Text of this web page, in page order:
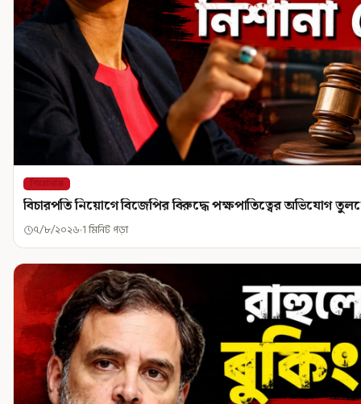
শিরোনাম
বিচারপতি নিয়োগে বিজেপির বিরুদ্ধে পক্ষপাতিত্বের অভিযোগ
৭/৮/২০২৬ 1 মিনিট পড়া